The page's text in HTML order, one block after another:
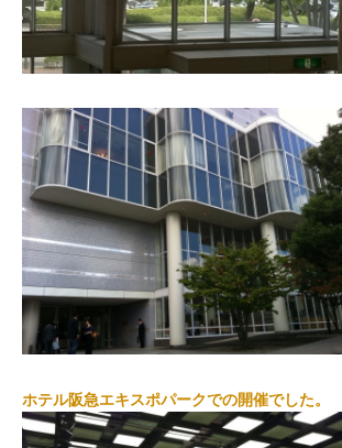
ホテル阪急エキスポパークでの開催でした。